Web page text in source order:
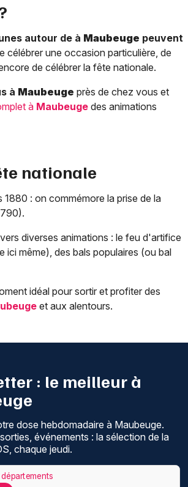
autour de à Maubeuge peuvent
célébrer une occasion particulière, de
de célébrer la fête nationale.
à Maubeuge près de chez vous et
à Maubeuge des animations
nationale
: on commémore la prise de la
diverses animations : le feu d'artifice
même), des bals populaires (ou bal
idéal pour sortir et profiter des
et aux alentours.
: le meilleur à
dose hebdomadaire à Maubeuge.
événements : la sélection de la
chaque jeudi.